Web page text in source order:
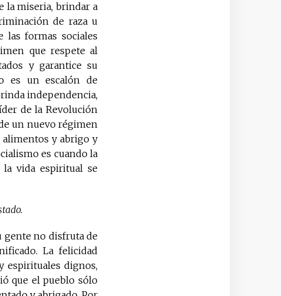
la miseria, brindar a
de raza u
las formas sociales
que respete al
y garantice su
es un escalón de
independencia,
de la Revolución
un nuevo régimen
alimentos y abrigo y
es cuando la
la vida espiritual se
gente no disfruta de
La felicidad
espirituales dignos,
que el pueblo sólo